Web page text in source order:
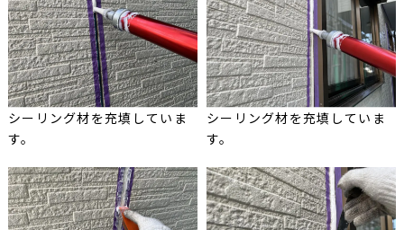
シーリング材を充填していま
す。
シーリング材を充填していま
す。